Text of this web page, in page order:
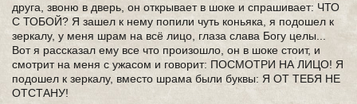
друга, звоню в дверь, он открывает в шоке и спрашивает: ЧТО
С ТОБОЙ? Я зашел к нему попили чуть коньяка, я подошел к
зеркалу, у меня шрам на всё лицо, глаза слава Богу целы...
Вот я рассказал ему все что произошло, он в шоке стоит, и
смотрит на меня с ужасом и говорит: ПОСМОТРИ НА ЛИЦО! Я
подошел к зеркалу, вместо шрама были буквы: Я ОТ ТЕБЯ НЕ
ОТСТАНУ!